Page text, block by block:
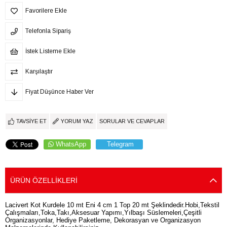
Favorilere Ekle
Telefonla Sipariş
İstek Listeme Ekle
Karşılaştır
Fiyat Düşünce Haber Ver
TAVSIYE ET YORUM YAZ SORULAR VE CEVAPLAR
WhatsApp Telegram
ÜRÜN ÖZELLIKLERI
Lacivert Kot Kurdele 10 mt Eni 4 cm 1 Top 20 mt Şeklindedir.Hobi,Tekstil
Çalışmaları,Toka,Takı,Aksesuar Yapımı,Yılbaşı Süslemeleri,Çeşitli
Organizasyonlar, Hediye Paketleme, Dekorasyan ve Organizasyon